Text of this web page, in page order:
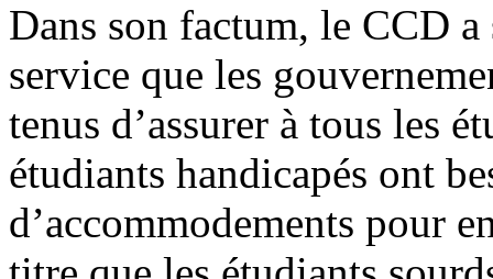
Dans son factum, le CCD
service que les
tenus d’assurer à tous les
étudiants handicapés ont
d’accommodements pour